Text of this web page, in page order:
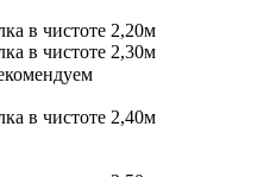
в чистоте 2,20м
в чистоте 2,30м
в чистоте 2,40м